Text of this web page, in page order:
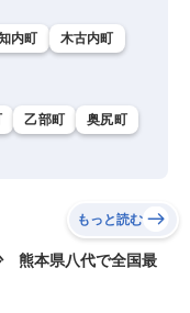
内町
木古内町
乙部町
奥尻町
もっと読む
熊本県八代で全国最